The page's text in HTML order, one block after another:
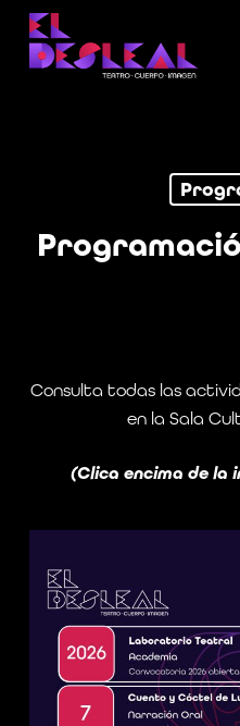
Skip
main
Consulta todas las
en la Sala
(Clica encima de la